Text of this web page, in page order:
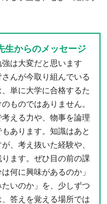
生からのメッセージ
強は大変だと思います
さんが今取り組んでいる
、単に大学に合格するた
ものではありません。
考える力や、物事を論理
あります。知識はあと
、考え抜いた経験や、
ます。ぜひ目の前の課
何に興味があるのか」
たいのか」を、少しずつ
答えを覚える場所では